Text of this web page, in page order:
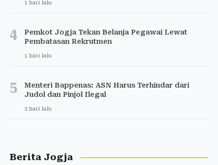
1 hari lalu
4
Pemkot Jogja Tekan Belanja Pegawai Lewat
Pembatasan Rekrutmen
1 hari lalu
5
Menteri Bappenas: ASN Harus Terhindar dari
Judol dan Pinjol Ilegal
2 hari lalu
Berita Jogja